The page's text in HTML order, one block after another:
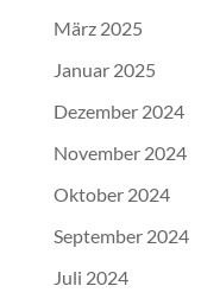
März 2025
Januar 2025
Dezember 2024
November 2024
Oktober 2024
September 2024
Juli 2024